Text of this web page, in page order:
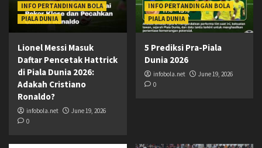
INFO PERTANDINGAN BOLA
PIALA DUNIA
Lionel Messi Masuk
Daftar Pencetak Hattrick
di Piala Dunia 2026:
Adakah Cristiano
Ronaldo?
infobola.net
June 19, 2026
0
INFO PERTANDINGAN BOLA
PIALA DUNIA
5 Prediksi Pra-Piala
Dunia 2026
infobola.net
June 19, 2026
0